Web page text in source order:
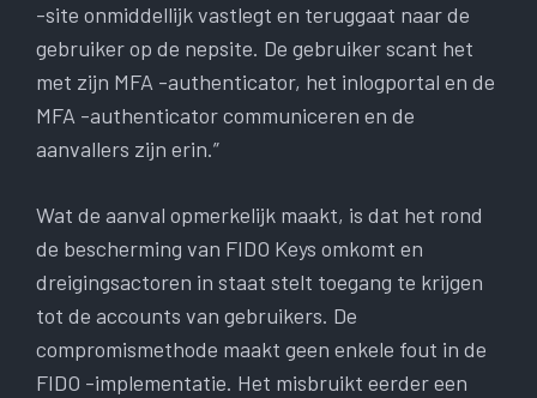
-site onmiddellijk vastlegt en teruggaat naar de
gebruiker op de nepsite. De gebruiker scant het
met zijn MFA -authenticator, het inlogportal en de
MFA -authenticator communiceren en de
aanvallers zijn erin.”
Wat de aanval opmerkelijk maakt, is dat het rond
de bescherming van FIDO Keys omkomt en
dreigingsactoren in staat stelt toegang te krijgen
tot de accounts van gebruikers. De
compromismethode maakt geen enkele fout in de
FIDO -implementatie. Het misbruikt eerder een